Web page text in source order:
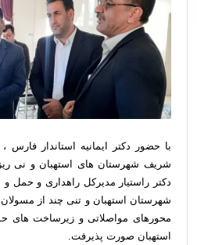
با حضور دکتر ایمانیه استاندار فارس
شریف شهرستان های استهبان و‌ نی
دکتر راستیار مدیرکل راهداری و حمل و
شهرستان استهبان و‌ تنی چند از مسولان
محورهای مواصلاتی و‌ زیرساخت های
استهبان صورت پذیرفت.